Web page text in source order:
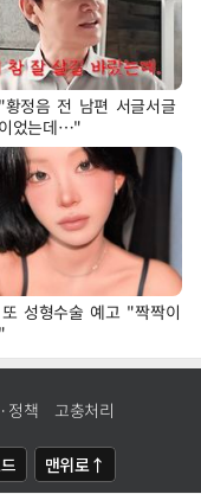
정음 전 남편 서글서글
었는데…"
성형수술 예고 "짝짝이
정책 고충처리
맨위로↑